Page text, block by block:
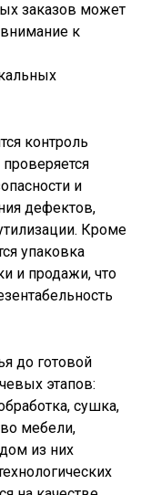
заказов может
внимание к
контроль
и
дефектов,
Кроме
упаковка
и продажи, что
до готовой
этапов:
сушка,
мебели,
из них